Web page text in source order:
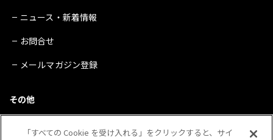
ニュース・新着情報
お問合せ
メールマガジン登録
その他
サイトマップ
「すべての Cookie を受け入れる」をクリックすると、サイ